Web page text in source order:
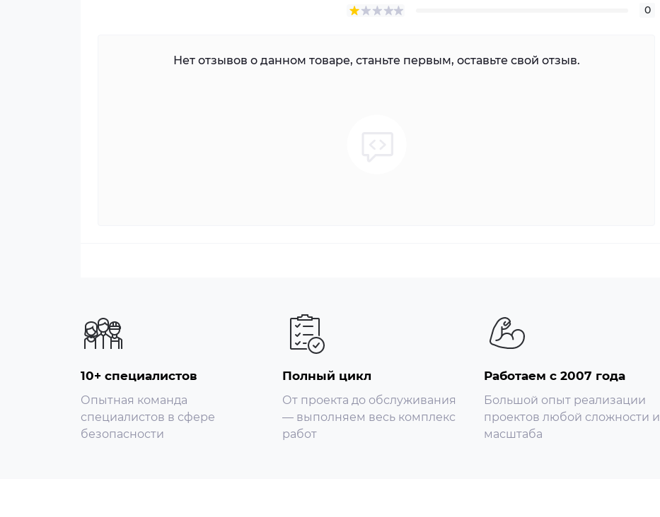
0
Нет отзывов о данном товаре, станьте первым, оставьте свой отзыв.
10+ специалистов
Опытная команда
специалистов в сфере
безопасности
Полный цикл
От проекта до обслуживания
— выполняем весь комплекс
работ
Работаем с 2007 года
Большой опыт реализации
проектов любой сложности и
масштаба